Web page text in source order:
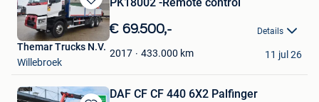
Bewaren
in
Mijn
Favorieten
PK18002 -Remote control
€ 69.500,- Details
2017 433.000 km
Themar Trucks N.V.
Willebroek
11 jul 26
DAF CF CF 440 6X2 Palfinger